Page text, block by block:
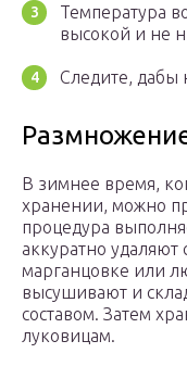
Температура
высокой и не
Следите, дабы
В зимнее время,
хранении, можно
процедура
аккуратно
марганцовке или
высушивают и
составом. Затем
луковицам.